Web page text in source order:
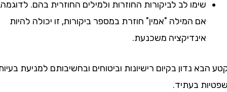
שימו לב לביקורות החוזרות ולמילים החוזרית בהם. לדוגמה,
אם המילה "אמין" חוזרת במספר ביקורות, זו יכולה להיות
אינדיקציה משכנעת.
נדון בקיום רישיונות וביטוחים ובחשיבותם למניעת בעיות
בעתיד.